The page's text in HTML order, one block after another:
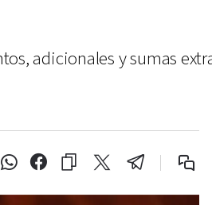
adicionales y sumas